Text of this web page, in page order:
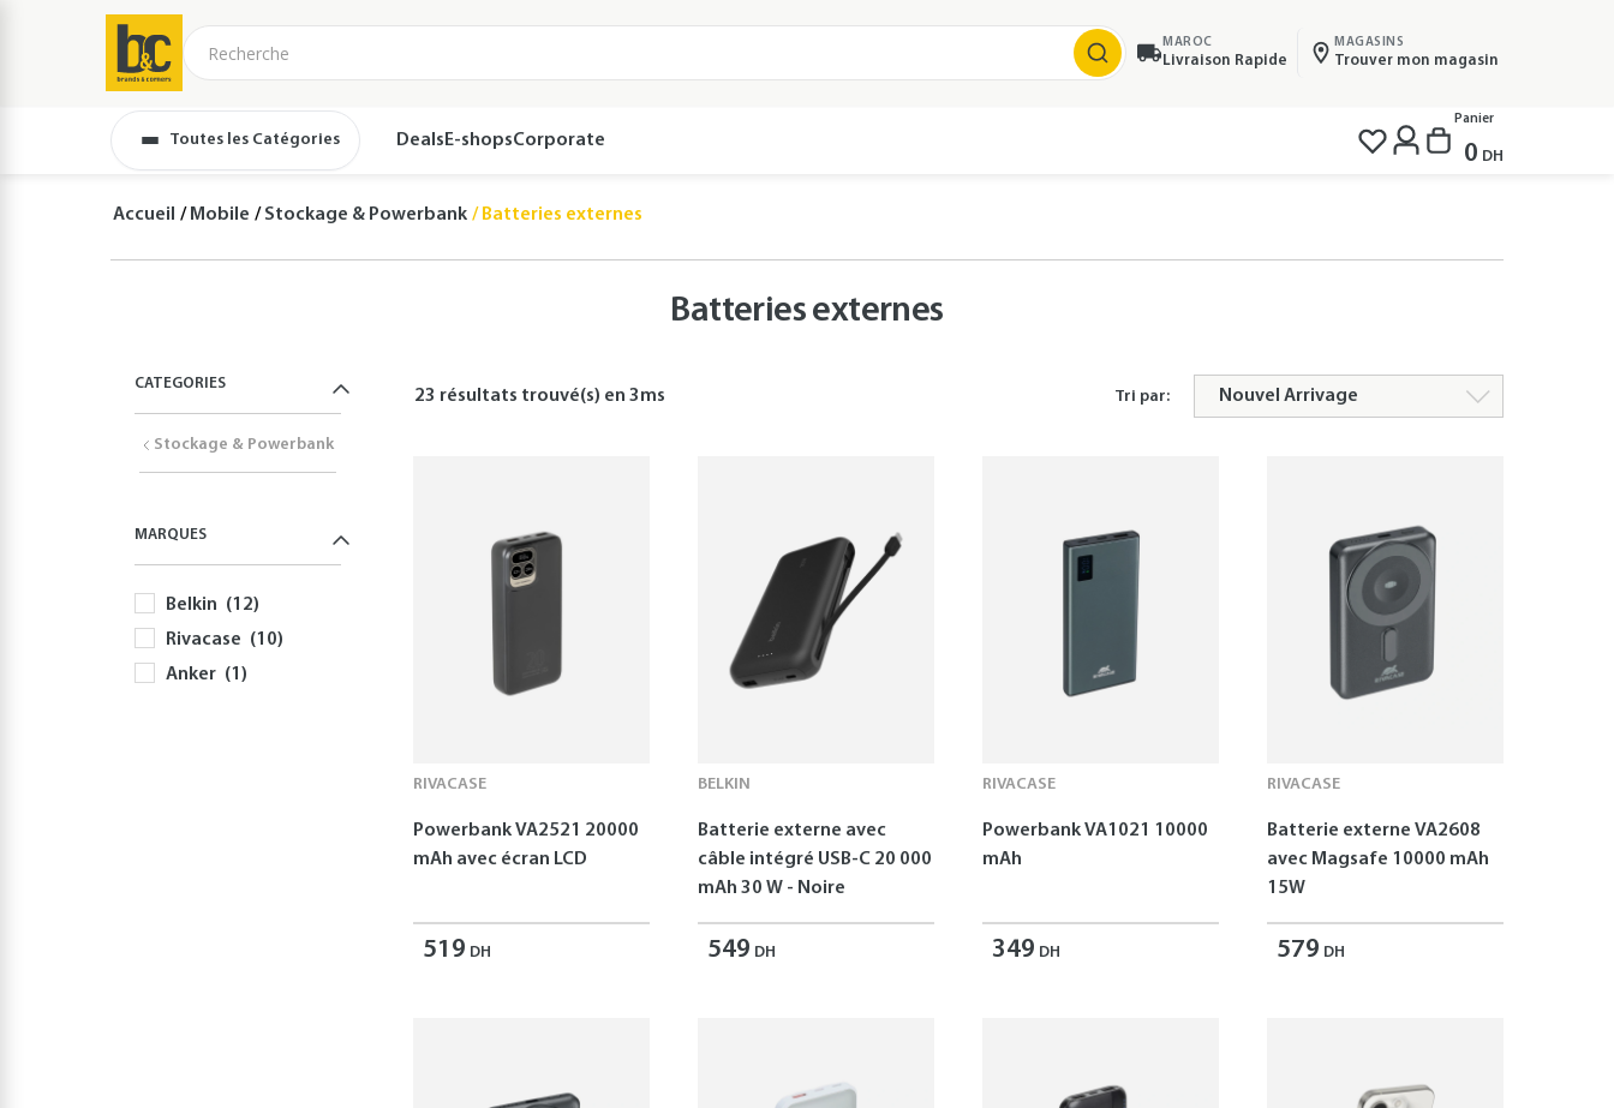
MAROC
Livraison Rapide
MAGASINS
Trouver mon magasin
Toutes les Catégories Deals E-shopsCorporate
Panier
0 DH
Accueil Mobile Stockage & Powerbank Batteries externes
Batteries externes
CATEGORIES
Stockage & Powerbank
MARQUES
Belkin (12)
Rivacase (10)
Anker (1)
23 résultats trouvé(s) en 3ms Tri par:
RIVACASE
Powerbank VA2521 20000
mAh avec écran LCD
519 DH
BELKIN
Batterie externe avec
câble intégré USB-C 20 000
mAh 30 W - Noire
549 DH
RIVACASE
Powerbank VA1021 10000
mAh
349 DH
RIVACASE
Batterie externe VA2608
avec Magsafe 10000 mAh
15W
579 DH